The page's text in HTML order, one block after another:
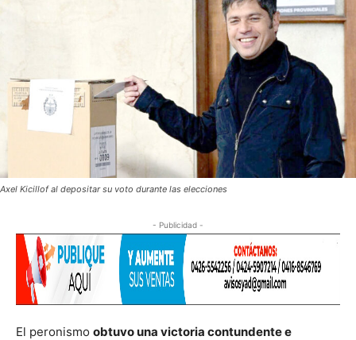
Axel Kicillof al depositar su voto durante las elecciones
- Publicidad -
El peronismo obtuvo una victoria contundente e